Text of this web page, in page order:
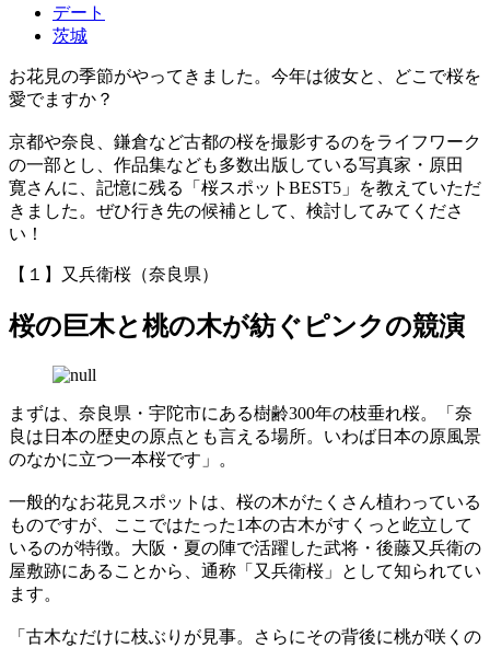
デート
茨城
お花見の季節がやってきました。今年は彼女と、どこで桜を
愛でますか？
京都や奈良、鎌倉など古都の桜を撮影するのをライフワーク
の一部とし、作品集なども多数出版している写真家・原田
寛さんに、記憶に残る「桜スポットBEST5」を教えていただ
きました。ぜひ行き先の候補として、検討してみてくださ
い！
【１】又兵衛桜（奈良県）
桜の巨木と桃の木が紡ぐピンクの競演
まずは、奈良県・宇陀市にある樹齢300年の枝垂れ桜。「奈
良は日本の歴史の原点とも言える場所。いわば日本の原風景
のなかに立つ一本桜です」。
一般的なお花見スポットは、桜の木がたくさん植わっている
ものですが、ここではたった1本の古木がすくっと屹立して
いるのが特徴。大阪・夏の陣で活躍した武将・後藤又兵衛の
屋敷跡にあることから、通称「又兵衛桜」として知られてい
ます。
「古木なだけに枝ぶりが見事。さらにその背後に桃が咲くの